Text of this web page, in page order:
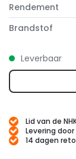
Rendement
Brandstof
Leverbaar
Lid van de
Levering
14 dagen